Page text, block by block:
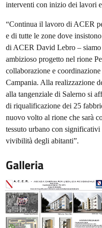
interventi con inizio dei lavori
“Continua il lavoro di ACER
e di tutte le zone dove
di ACER David Lebro – siamo
ambizioso progetto nel rione
collaborazione e
Campania. Alla realizzazione
alla tangenziale di Salerno si
di riqualificazione dei 25
nuovo volto al rione che sarà
tessuto urbano con
vivibilità degli abitanti”.
Galleria